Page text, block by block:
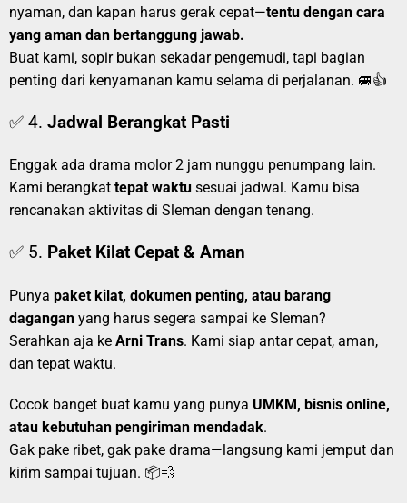
nyaman, dan kapan harus gerak cepat—tentu dengan cara
yang aman dan bertanggung jawab.
Buat kami, sopir bukan sekadar pengemudi, tapi bagian
penting dari kenyamanan kamu selama di perjalanan. 🚐👍
✅ 4. Jadwal Berangkat Pasti
Enggak ada drama molor 2 jam nunggu penumpang lain.
Kami berangkat tepat waktu sesuai jadwal. Kamu bisa
rencanakan aktivitas di Sleman dengan tenang.
✅ 5. Paket Kilat Cepat & Aman
Punya paket kilat, dokumen penting, atau barang
dagangan yang harus segera sampai ke Sleman?
Serahkan aja ke Arni Trans. Kami siap antar cepat, aman,
dan tepat waktu.
Cocok banget buat kamu yang punya UMKM, bisnis online,
atau kebutuhan pengiriman mendadak.
Gak pake ribet, gak pake drama—langsung kami jemput dan
kirim sampai tujuan. 📦💨